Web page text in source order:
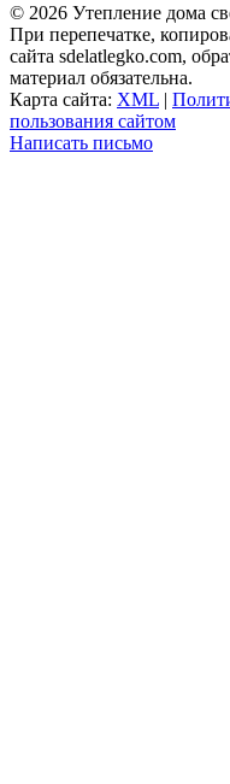
© 2026 Утепление дома
При перепечатке,
сайта sdelatlegko.com,
материал обязательна.
Карта сайта: XML |
пользования сайтом
Написать письмо